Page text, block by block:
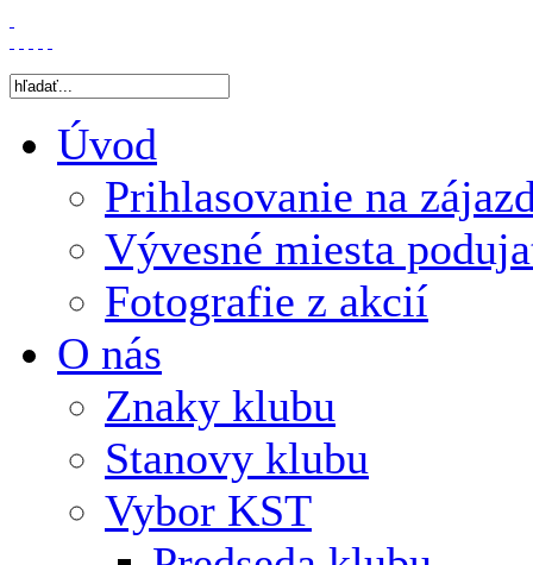
Úvod
Prihlasovanie na
Vývesné miesta
Fotografie z akcií
O nás
Znaky klubu
Stanovy klubu
Vybor KST